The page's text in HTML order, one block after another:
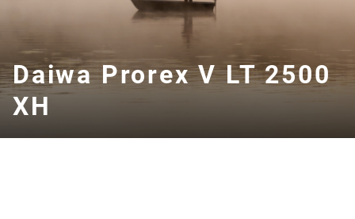
Daiwa Prorex V LT 2500
XH